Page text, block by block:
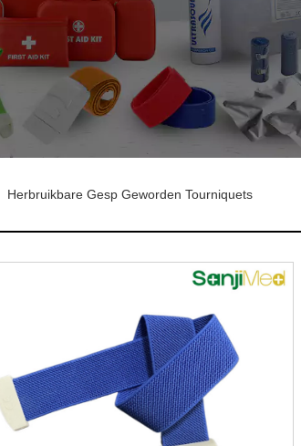
Herbruikbare Gesp Geworden Tourniquets